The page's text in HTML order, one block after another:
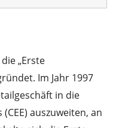
„Erste
Im Jahr 1997
in die
auszuweiten, an